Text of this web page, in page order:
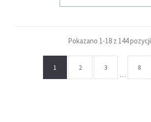
Pokazano 1-18 z 144 pozycji
1 2 3
…
8